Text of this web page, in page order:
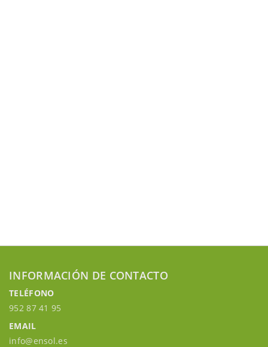
INFORMACIÓN DE CONTACTO
TELÉFONO
952 87 41 95
EMAIL
info@ensol.es